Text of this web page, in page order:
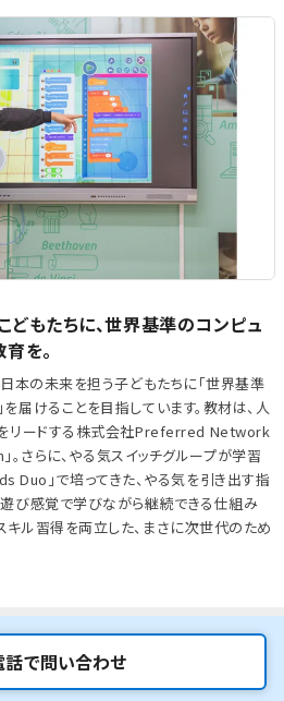
どもたちに、世界基準のコンピュ
を。
本の未来を担う子どもたちに「世界基準
届けることを目指しています。教材は、人
リードする株式会社Preferred Network
さらに、やる気スイッチグループが学習
Duo」で培ってきた、やる気を引き出す指
遊び感覚で学びながら継続できる仕組み
キル習得を両立した、まさに次世代のため
話で問い合わせ